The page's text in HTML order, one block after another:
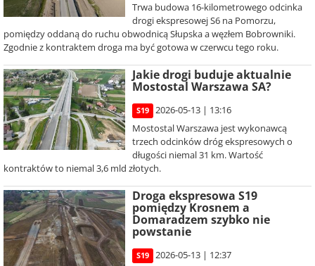
Trwa budowa 16-kilometrowego odcinka
drogi ekspresowej S6 na Pomorzu,
pomiędzy oddaną do ruchu obwodnicą Słupska a węzłem Bobrowniki.
Zgodnie z kontraktem droga ma być gotowa w czerwcu tego roku.
Jakie drogi buduje aktualnie
Mostostal Warszawa SA?
S19
2026-05-13 | 13:16
Mostostal Warszawa jest wykonawcą
trzech odcinków dróg ekspresowych o
długości niemal 31 km. Wartość
kontraktów to niemal 3,6 mld złotych.
Droga ekspresowa S19
pomiędzy Krosnem a
Domaradzem szybko nie
powstanie
S19
2026-05-13 | 12:37